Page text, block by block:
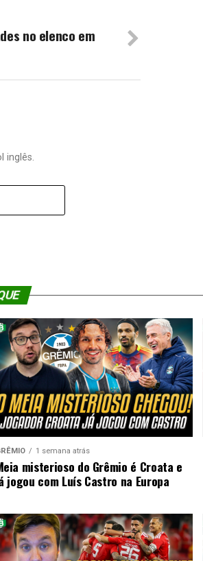
no elenco em
inglês.
1 semana atrás
misterioso do Grêmio é Croata e
jogou com Luís Castro na Europa